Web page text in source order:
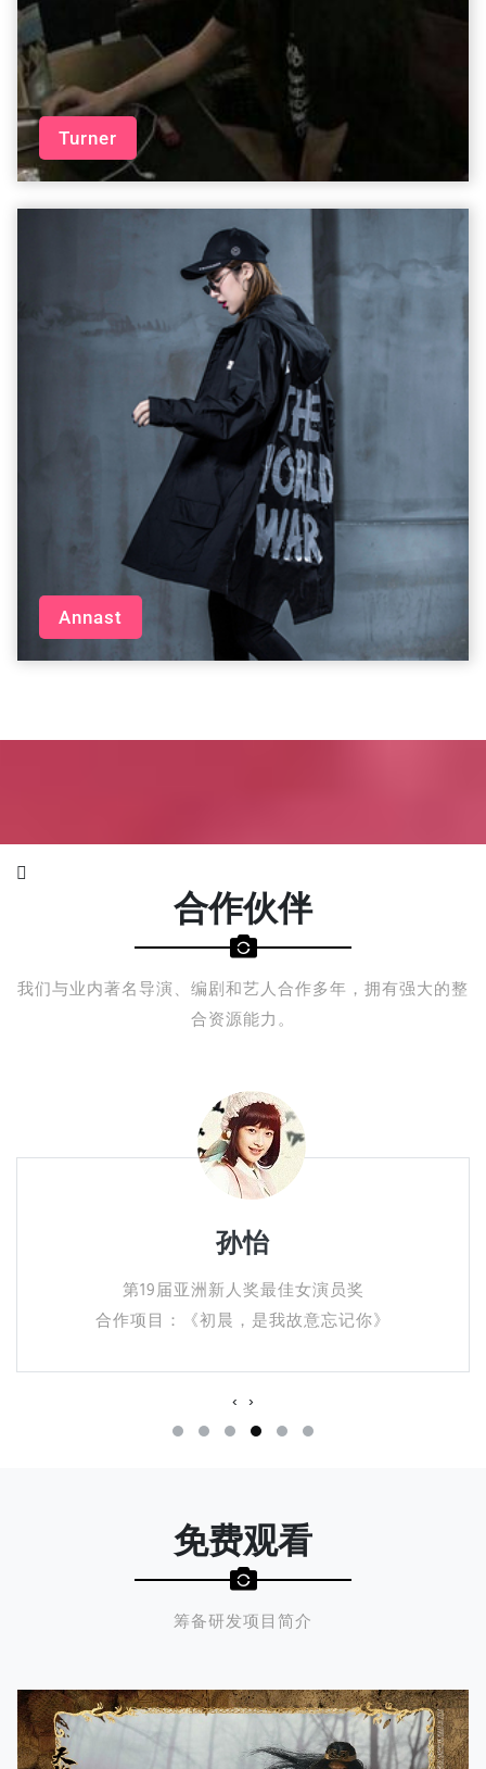
Turner
Annast
合作伙伴
我们与业内著名导演、编剧和艺人合作多年，拥有强大的整
合资源能力。
杨洋
第14届MAHB年度先生盛典年度艺人
合作项目：《微微一笑很倾城》
‹ ›
免费观看
筹备研发项目简介